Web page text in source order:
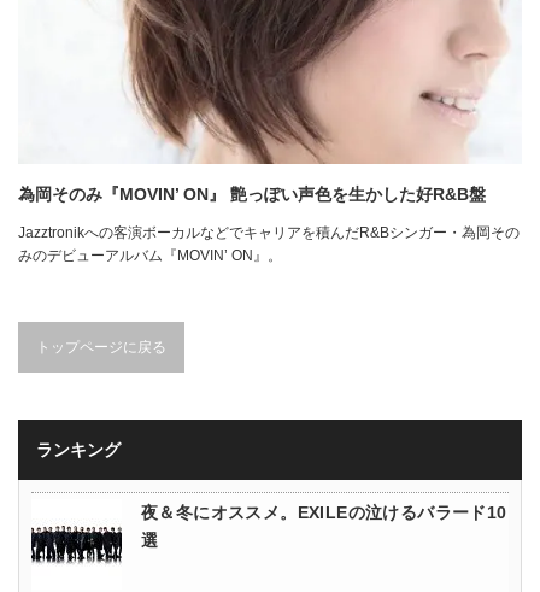
為岡そのみ『MOVIN’ ON』 艶っぽい声色を生かした好R&B盤
Jazztronikへの客演ボーカルなどでキャリアを積んだR&Bシンガー・為岡その
みのデビューアルバム『MOVIN’ ON』。
トップページに戻る
ランキング
夜＆冬にオススメ。EXILEの泣けるバラード10
選